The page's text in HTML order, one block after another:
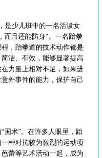
是少儿班中的一名活泼女
而且还能防身”。一名跆拳
，跆拳道的技术动作都是
洁、有效，能够显著提高
力量上相对不足，如果进
外事件的能力，保护自己
国术”。在许多人眼里，跆
种对抗较为激烈的运动项
蕾等艺术活动一起，成为